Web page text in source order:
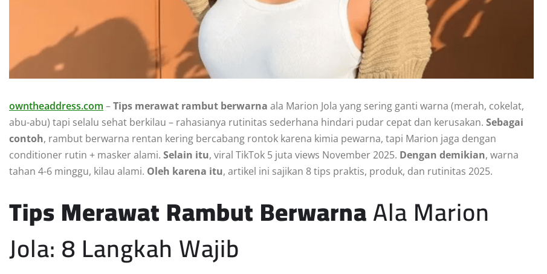
owntheaddress.com –Tips merawat rambut berwarna ala Marion Jola yang sering ganti warna (merah, cokelat,
abu-abu) tapi selalu sehat berkilau – rahasianya rutinitas sederhana hindari pudar cepat dan kerusakan. Sebagai
contoh, rambut berwarna rentan kering bercabang rontok karena kimia pewarna, tapi Marion jaga dengan
conditioner rutin + masker alami. Selain itu, viral TikTok 5 juta views November 2025. Dengan demikian, warna
tahan 4-6 minggu, kilau alami. Oleh karena itu, artikel ini sajikan 8 tips praktis, produk, dan rutinitas 2025.
Tips Merawat Rambut BerwarnaAla Marion
Jola: 8 Langkah Wajib